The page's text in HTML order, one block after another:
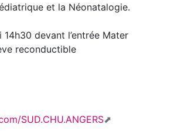
et la Néonatalogie.
14h30 devant l’entrée Mater
reconductible
SUD.CHU.ANGERS